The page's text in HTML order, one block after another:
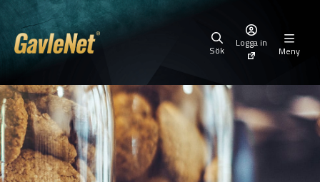
Sök
Logga in
Meny